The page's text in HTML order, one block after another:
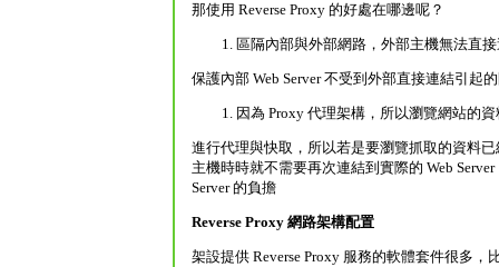
那使用 Reverse Proxy 的好處在哪邊呢？
區隔內部與外部網路，外部主機無法直接
保護內部 Web Server 不受到外部直接連結引起
因為 Proxy 代理架構，所以瀏覽網站的資
進行代理與快取，所以若是要瀏覽抓取的資料已
主機時時就不需要再次連結到實際的 Web
Server 的負擔
Reverse Proxy 網路架構配置
架設提供 Reverse Proxy 服務的軟體套件很多